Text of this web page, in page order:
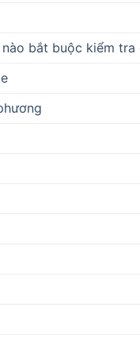
nào bắt buộc kiểm